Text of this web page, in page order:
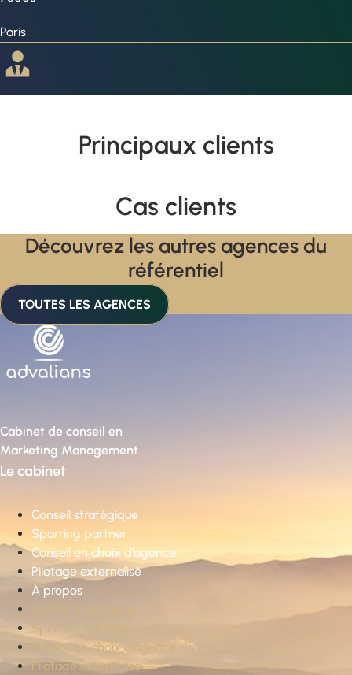
Paris
Principaux clients
Cas clients
Découvrez les autres agences du
référentiel
TOUTES LES AGENCES
Cabinet de conseil en
Marketing Management
Le cabinet
Conseil stratégique
Sparring partner
Conseil en choix d’agence
Pilotage externalisé
À propos
Sparring partner
Conseil en choix d’agence
Pilotage externalisé